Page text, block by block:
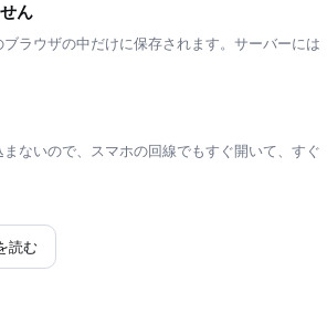
ん
ラウザの中だけに保存されます。サーバーには
ないので、スマホの回線でもすぐ開いて、すぐ
読む